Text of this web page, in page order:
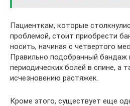
Пациенткам, которые
проблемой, стоит приобрести
носить, начиная с четвертого
Правильно подобранный
периодических болей в спине, а
исчезновению растяжек.
Кроме этого, существует еще